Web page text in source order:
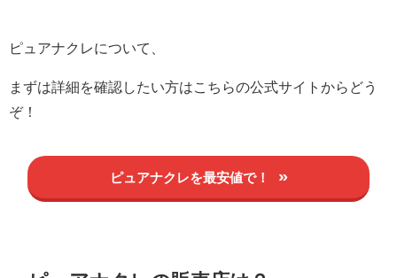
ピュアナクレについて、
まずは詳細を確認したい方はこちらの公式サイトからどう
ぞ！
ピュアナクレを最安値で！